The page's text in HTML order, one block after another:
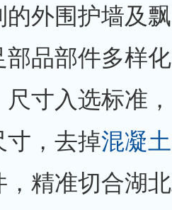
的外围护墙及
部品部件多样
尺寸入选标准
寸，去掉混凝土
，精准切合湖